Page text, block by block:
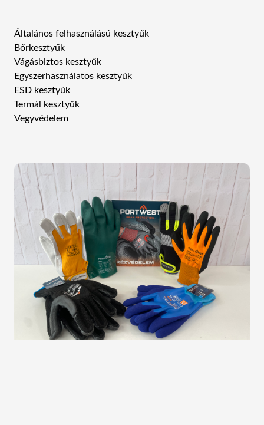
Általános felhasználású kesztyűk
Bőrkesztyűk
Vágásbiztos kesztyűk
Egyszerhasználatos kesztyűk
ESD kesztyűk
Termál kesztyűk
Vegyvédelem